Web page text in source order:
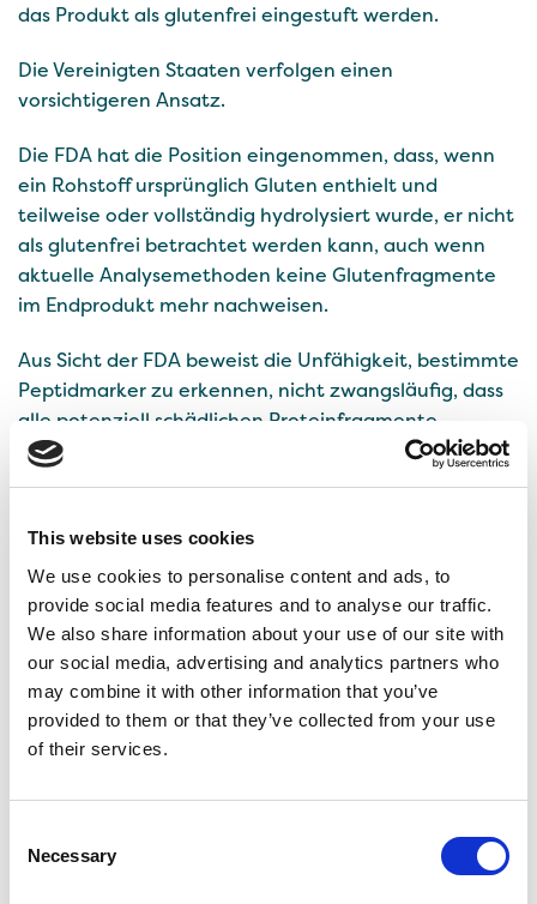
This website uses cookies
We use cookies to personalise content and ads, to
provide social media features and to analyse our traffic.
We also share information about your use of our site with
our social media, advertising and analytics partners who
may combine it with other information that you’ve
provided to them or that they’ve collected from your use
of their services.
Selection
Necessary
das Produkt als glutenfrei eingestuft werden.
Die Vereinigten Staaten verfolgen einen
vorsichtigeren Ansatz.
Die FDA hat die Position eingenommen, dass, wenn
ein Rohstoff ursprünglich Gluten enthielt und
teilweise oder vollständig hydrolysiert wurde, er nicht
als glutenfrei betrachtet werden kann, auch wenn
aktuelle Analysemethoden keine Glutenfragmente
im Endprodukt mehr nachweisen.
Aus Sicht der FDA beweist die Unfähigkeit, bestimmte
Peptidmarker zu erkennen, nicht zwangsläufig, dass
alle potenziell schädlichen Proteinfragmente
abwesend sind.
USA laufen mehrere Forschungsprojekte zur
Entwicklung neuer analytischer Methoden zur
zuverlässigen Detektion von hydrolysierten
Glutenfragmenten in den Produkten.
Qualitätssicherung ist unerlässlich
Das größte praktische Risiko bei der glutenfreien
Herstellung ist die Kreuzkontamination. Da
Produktionsumgebung hergestellt werden können,
muss jeder Schritt sorgfältig kontrolliert werden.